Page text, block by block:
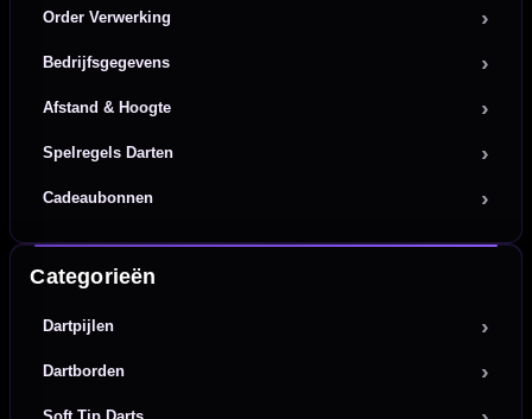
Order Verwerking
Bedrijfsgegevens
Afstand & Hoogte
Spelregels Darten
Cadeaubonnen
Categorieën
Dartpijlen
Dartborden